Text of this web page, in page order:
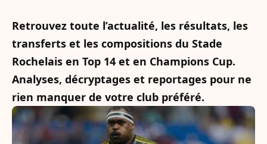
Retrouvez toute l’actualité, les résultats, les
transferts et les compositions du Stade
Rochelais en Top 14 et en Champions Cup.
Analyses, décryptages et reportages pour ne
rien manquer de votre club préféré.